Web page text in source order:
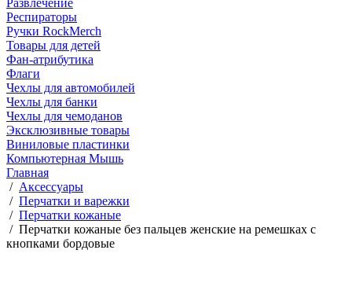
Развлечение
Респираторы
Ручки RockMerch
Товары для детей
Фан-атрибутика
Флаги
Чехлы для автомобилей
Чехлы для банки
Чехлы для чемоданов
Эксклюзивные товары
Виниловые пластинки
Компьютерная Мышь
Главная
/ Аксессуары
/ Перчатки и варежки
/ Перчатки кожаные
/ Перчатки кожаные без пальцев женские на ремешках с
кнопками бордовые